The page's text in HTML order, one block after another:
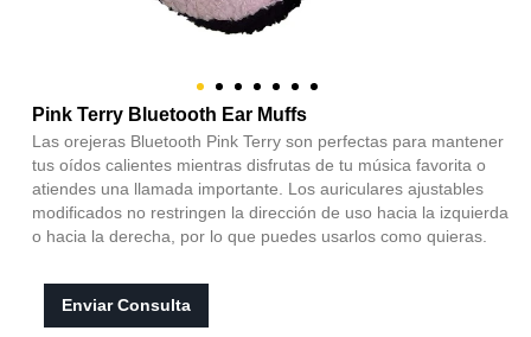
Pink Terry Bluetooth Ear Muffs
Las orejeras Bluetooth Pink Terry son perfectas para mantener
tus oídos calientes mientras disfrutas de tu música favorita o
atiendes una llamada importante. Los auriculares ajustables
modificados no restringen la dirección de uso hacia la izquierda
o hacia la derecha, por lo que puedes usarlos como quieras.
Enviar Consulta